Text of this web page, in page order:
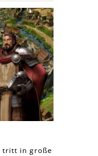
tritt in große